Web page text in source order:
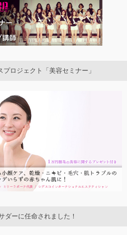
ロジェクト「美容セミナー」
ダーに任命されました！